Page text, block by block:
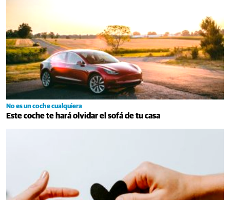
No es un coche cualquiera
Este coche te hará olvidar el sofá de tu casa